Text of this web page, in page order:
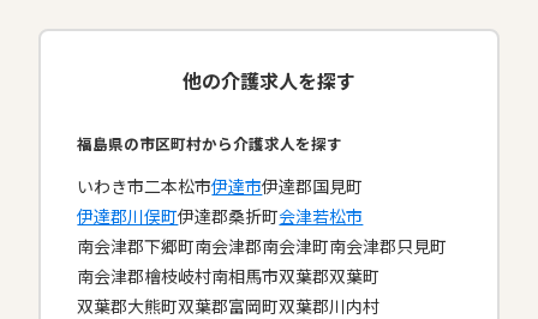
他の介護求人を探す
福島県の市区町村から介護求人を探す
いわき市二本松市伊達市伊達郡国見町
伊達郡川俣町伊達郡桑折町会津若松市
南会津郡下郷町南会津郡南会津町南会津郡只見町
南会津郡檜枝岐村南相馬市双葉郡双葉町
双葉郡大熊町双葉郡富岡町双葉郡川内村